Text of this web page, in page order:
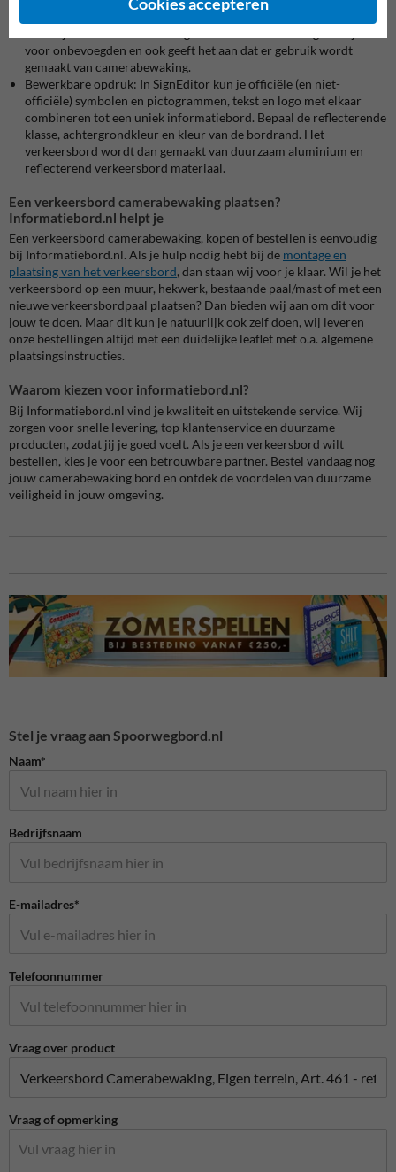
Met dit bord wordt jouw terrein veiliger, doordat het
voor onbevoegden en ook geeft het aan dat er gebruik wordt
gemaakt van camerabewaking.
Bewerkbare opdruk: In SignEditor kun je officiële (en niet-
officiële) symbolen en pictogrammen, tekst en logo met elkaar
combineren tot een uniek informatiebord. Bepaal de reflecterende
klasse, achtergrondkleur en kleur van de bordrand. Het
verkeersbord wordt dan gemaakt van duurzaam aluminium en
reflecterend verkeersbord materiaal.
Een verkeersbord camerabewaking plaatsen?
Informatiebord.nl helpt je
Een verkeersbord camerabewaking, kopen of bestellen is eenvoudig
bij Informatiebord.nl. Als je hulp nodig hebt bij de montage en
plaatsing van het verkeersbord, dan staan wij voor je klaar. Wil je het
verkeersbord op een muur, hekwerk, bestaande paal/mast of met een
nieuwe verkeersbordpaal plaatsen? Dan bieden wij aan om dit voor
jouw te doen. Maar dit kun je natuurlijk ook zelf doen, wij leveren
onze bestellingen altijd met een duidelijke leaflet met o.a. algemene
plaatsingsinstructies.
Waarom kiezen voor informatiebord.nl?
Bij Informatiebord.nl vind je kwaliteit en uitstekende service. Wij
zorgen voor snelle levering, top klantenservice en duurzame
producten, zodat jij je goed voelt. Als je een verkeersbord wilt
bestellen, kies je voor een betrouwbare partner. Bestel vandaag nog
jouw camerabewaking bord en ontdek de voordelen van duurzame
veiligheid in jouw omgeving.
Stel je vraag aan Spoorwegbord.nl
Naam*
Bedrijfsnaam
E-mailadres*
Telefoonnummer
Vraag over product
Vraag of opmerking